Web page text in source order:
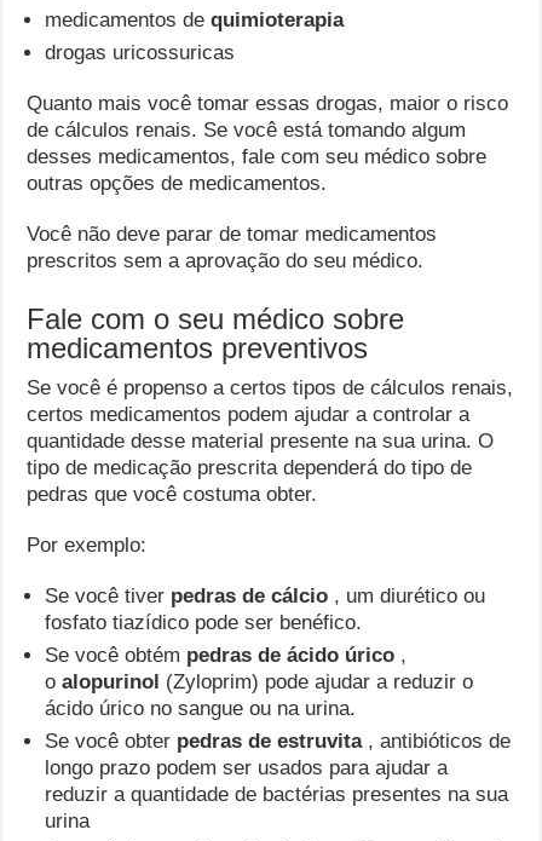
medicamentos dequimioterapia
drogas uricossuricas
Quanto mais você tomar essas drogas, maior o risco
de cálculos renais. Se você está tomando algum
desses medicamentos, fale com seu médico sobre
outras opções de medicamentos.
Você não deve parar de tomar medicamentos
prescritos sem a aprovação do seu médico.
Fale com o seu médico sobre
medicamentos preventivos
Se você é propenso a certos tipos de cálculos renais,
certos medicamentos podem ajudar a controlar a
quantidade desse material presente na sua urina. O
tipo de medicação prescrita dependerá do tipo de
pedras que você costuma obter.
Por exemplo:
Se você tiver pedras de cálcio , um diurético ou
fosfato tiazídico pode ser benéfico.
Se você obtém pedras de ácido úrico ,
oalopurinol (Zyloprim) pode ajudar a reduzir o
ácido úrico no sangue ou na urina.
Se você obter pedras de estruvita, antibióticos de
longo prazo podem ser usados ​​para ajudar a
reduzir a quantidade de bactérias presentes na sua
urina